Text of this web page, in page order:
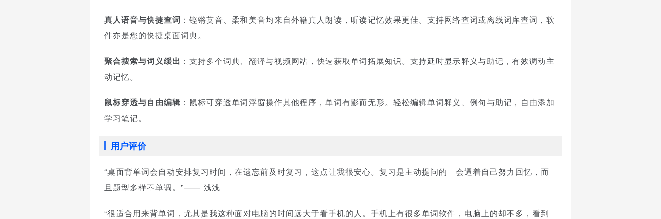
真人语音与快捷查词 ：铿锵英音、柔和美音均来自外籍真人朗读，听读记忆效果更佳。支持网络查词或离线词库查词，软
件亦是您的快捷桌面词典。
聚合搜索与词义缓出 ：支持多个词典、翻译与视频网站，快速获取单词拓展知识。支持延时显示释义与助记，有效调动主
动记忆。
鼠标穿透与自由编辑 ：鼠标可穿透单词浮窗操作其他程序，单词有影而无形。轻松编辑单词释义、例句与助记，自由添加
学习笔记。
用户评价
“桌面背单词会自动安排复习时间，在遗忘前及时复习，这点让我很安心。复习是主动提问的，会逼着自己努力回忆，而
且题型多样不单调。”—— 浅浅
“很适合用来背单词，尤其是我这种面对电脑的时间远大于看手机的人。手机上有很多单词软件，电脑上的却不多，看到